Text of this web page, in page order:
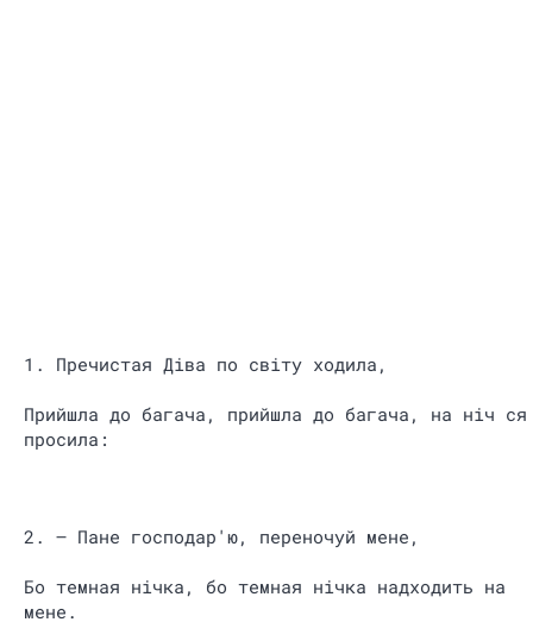
1. Пречистая Діва по світу ходила,
Прийшла до багача, прийшла до багача, на ніч ся
просила:
2. – Пане господар'ю, переночуй мене,
Бо темная нічка, бо темная нічка надходить на
мене.